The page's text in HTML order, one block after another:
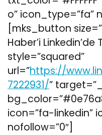
o” icon_type=”fa”
[mks_button
Haber’i Linkedin’de
style=”squared”
url=”https://
7222931/”
icon=”fa-linkedin”
nofollow=”0″]